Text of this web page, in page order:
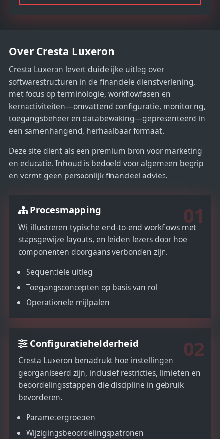
t
a
t
s
Over Cresta Luxeron
Cresta Luxeron levert duidelijke uitleg over
softwarestructuren in de financiële dienstverlening,
met focus op terminologie, workflowfasen en
kernactiviteiten—omvattend configuratie, monitoring,
toegangsbeheer en databewaking—gepresenteerd in
een samenhangend, herhaalbaar formaat.
Deze site dient als een premium bron voor marketing
en educatie. Inhoud is bedoeld voor algemeen begrip
en vormt geen persoonlijk financieel advies.
01
Procesmapping
Wij illustreren typische end-to-end workflows met
stapsgewijze layouts, en leiden lezers door hoe
componenten doorgaans verbonden zijn.
Sequentiële uitleg
Toegangsconcepten op basis van rol
Operationele mijlpalen
02
Configuratiehelderheid
Cresta Luxeron benadrukt hoe instellingen
georganiseerd zijn, inclusief restricties, limieten en
beoordelingsstappen die discipline in gebruik
bevorderen.
Parametergroepen
Wijzigingsbeoordelingspatronen